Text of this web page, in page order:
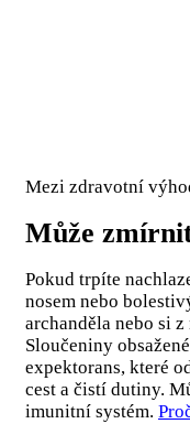
Mezi zdravotní
Může
Pokud trpíte
nosem nebo
archanděla nebo si
Sloučeniny
expektorans, které
cest a čistí dutiny.
imunitní systém.